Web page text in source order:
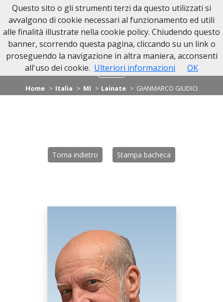
Home Italia MI Lainate GIANMARCO GIUDICI
Torna indietro Stampa bacheca
Questo sito o gli strumenti terzi da questo utilizzati si
avvalgono di cookie necessari al funzionamento ed utili
alle finalità illustrate nella cookie policy. Chiudendo questo
banner, scorrendo questa pagina, cliccando su un link o
proseguendo la navigazione in altra maniera, acconsenti
all'uso dei cookie. Ulteriori informazioni OK